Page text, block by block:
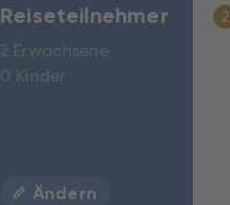
Reiseteilnehmer
2 Erwachsene
0 Kinder
Ändern
2